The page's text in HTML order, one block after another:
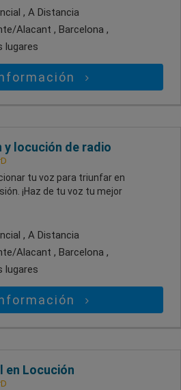
, A Distancia
Alacant , Barcelona ,
lugares
y locución de radio
tu voz para triunfar en
¡Haz de tu voz tu mejor
, A Distancia
Alacant , Barcelona ,
lugares
en Locución